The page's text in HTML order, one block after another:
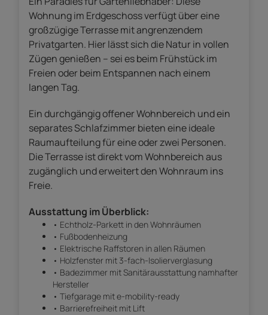
Wohnung im Erdgeschoss verfügt über eine
großzügige Terrasse mit angrenzendem
Privatgarten. Hier lässt sich die Natur in vollen
Zügen genießen – sei es beim Frühstück im
Freien oder beim Entspannen nach einem
langen Tag.
Ein durchgängig offener Wohnbereich und ein
separates Schlafzimmer bieten eine ideale
Raumaufteilung für eine oder zwei Personen.
Die Terrasse ist direkt vom Wohnbereich aus
zugänglich und erweitert den Wohnraum ins
Freie.
Ausstattung im Überblick:
• Echtholz-Parkett in den Wohnräumen
• Fußbodenheizung
• Elektrische Raffstoren in allen Räumen
• Holzfenster mit 3-fach-Isolierverglasung
• Badezimmer mit Sanitärausstattung namhafter
Hersteller
• Tiefgarage mit e-mobility-ready
• Barrierefreiheit mit Lift